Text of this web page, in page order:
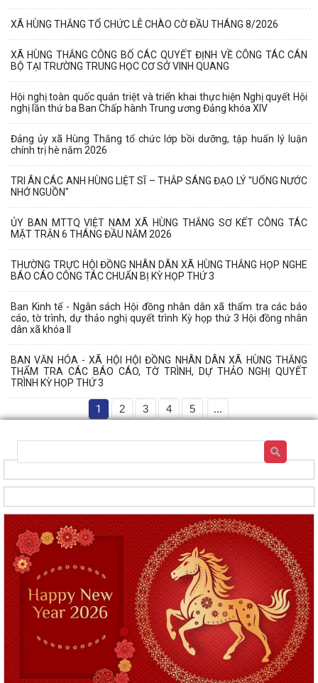
XÃ HÙNG THẮNG TỔ CHỨC LỄ CHÀO CỜ ĐẦU THÁNG 8/2026
XÃ HÙNG THẮNG CÔNG BỐ CÁC QUYẾT ĐỊNH VỀ CÔNG TÁC CÁN
BỘ TẠI TRƯỜNG TRUNG HỌC CƠ SỞ VINH QUANG
Hội nghị toàn quốc quán triệt và triển khai thực hiện Nghị quyết Hội
nghị lần thứ ba Ban Chấp hành Trung ương Đảng khóa XIV
Đảng ủy xã Hùng Thắng tổ chức lớp bồi dưỡng, tập huấn lý luận
chính trị hè năm 2026
TRI ÂN CÁC ANH HÙNG LIỆT SĨ – THẮP SÁNG ĐẠO LÝ "UỐNG NƯỚC
NHỚ NGUỒN"
ỦY BAN MTTQ VIỆT NAM XÃ HÙNG THẮNG SƠ KẾT CÔNG TÁC
MẶT TRẬN 6 THÁNG ĐẦU NĂM 2026
THƯỜNG TRỰC HỘI ĐỒNG NHÂN DÂN XÃ HÙNG THẮNG HỌP NGHE
BÁO CÁO CÔNG TÁC CHUẨN BỊ KỲ HỌP THỨ 3
Ban Kinh tế - Ngân sách Hội đồng nhân dân xã thẩm tra các báo
cáo, tờ trình, dự thảo nghị quyết trình Kỳ họp thứ 3 Hội đồng nhân
dân xã khóa II
BAN VĂN HÓA - XÃ HỘI HỘI ĐỒNG NHÂN DÂN XÃ HÙNG THẮNG
THẨM TRA CÁC BÁO CÁO, TỜ TRÌNH, DỰ THẢO NGHỊ QUYẾT
TRÌNH KỲ HỌP THỨ 3
1 2 3 4 5 ...